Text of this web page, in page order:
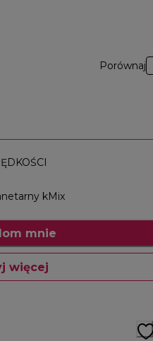
Porównaj
kMix
mnie
więcej